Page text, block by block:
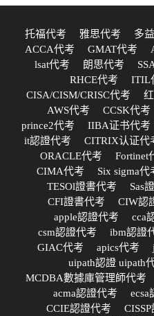
托福代考 雅思代考 多
ACCA代考
GMAT代考
lsat代考
朗思代考
RHCE代考
ITIL
CISA/CISM/CRISC代考
AWS代考
CCSK代考
prince2代考
IIBA证书代考
it認證代考
CITRIX认证代
ORACLE代考
Fortinet
CIMA代考
Six sigma代
TESOl證書代考
Sas
CFI證書代考
CIW認
apple認證代考
cca
csm認證代考
ibm認證
GIAC代考
apics代考
uipath認證 uipath
MCDBA數據庫管理師代考
acma認證代考
ecsa
CCIE認證代考